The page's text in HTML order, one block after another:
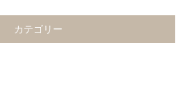
カテゴリー